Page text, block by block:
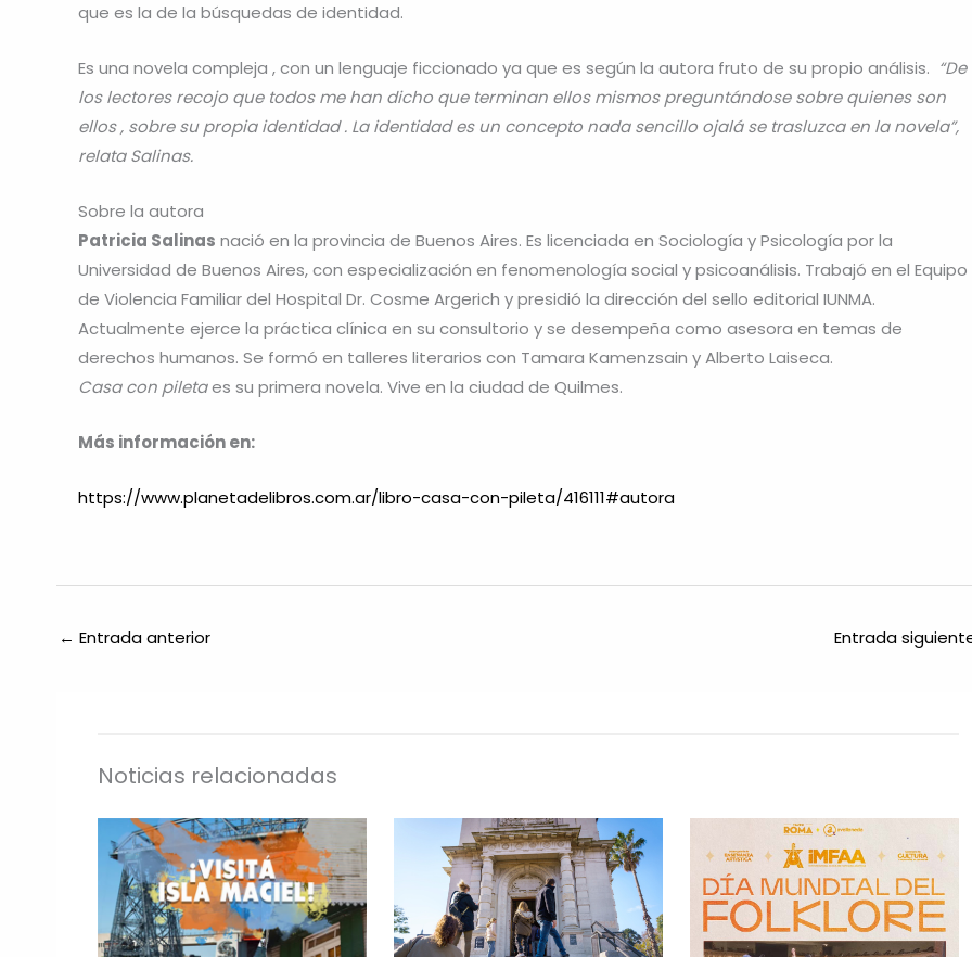
que es la de la búsquedas de identidad.
Es una novela compleja , con un lenguaje ficcionado ya que es según la autora fruto de su propio análisis. “De
los lectores recojo que todos me han dicho que terminan ellos mismos preguntándose sobre quienes son
ellos , sobre su propia identidad . La identidad es un concepto nada sencillo ojalá se trasluzca en la novela”,
relata Salinas.
Sobre la autora
Patricia Salinas nació en la provincia de Buenos Aires. Es licenciada en Sociología y Psicología por la
Universidad de Buenos Aires, con especialización en fenomenología social y psicoanálisis. Trabajó en el Equipo
de Violencia Familiar del Hospital Dr. Cosme Argerich y presidió la dirección del sello editorial IUNMA.
Actualmente ejerce la práctica clínica en su consultorio y se desempeña como asesora en temas de
derechos humanos. Se formó en talleres literarios con Tamara Kamenzsain y Alberto Laiseca.
Casa con piletaes su primera novela. Vive en la ciudad de Quilmes.
Más información en:
https://www.planetadelibros.com.ar/libro-casa-con-pileta/416111#autora
← Entrada anterior Entrada
Noticias relacionadas